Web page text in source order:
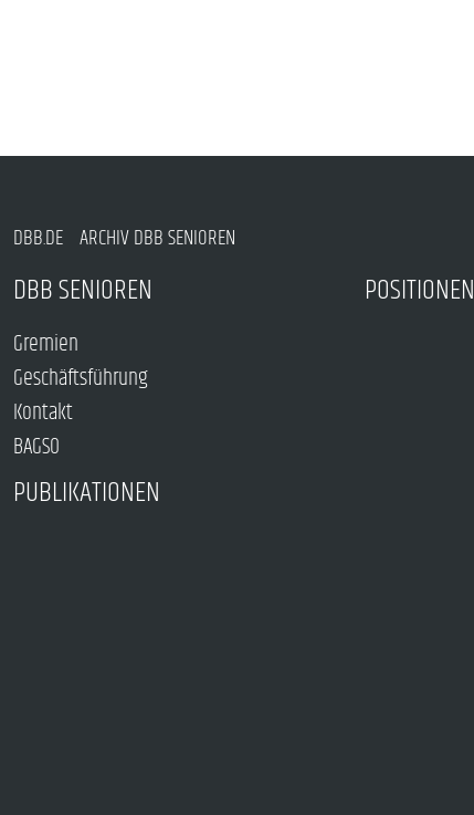
DBB.DE ARCHIV DBB SENIOREN
DBB SENIOREN
Gremien
Geschäftsführung
Kontakt
BAGSO
POSITIONEN
PUBLIKATIONEN